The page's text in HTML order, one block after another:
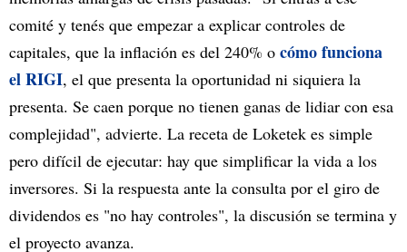
comité y tenés que empezar a explicar controles de
capitales, que la inflación es del 240% o cómo funciona
el RIGI, el que presenta la oportunidad ni siquiera la
presenta. Se caen porque no tienen ganas de lidiar con esa
complejidad", advierte. La receta de Loketek es simple
pero difícil de ejecutar: hay que simplificar la vida a los
inversores. Si la respuesta ante la consulta por el giro de
dividendos es "no hay controles", la discusión se termina y
el proyecto avanza.